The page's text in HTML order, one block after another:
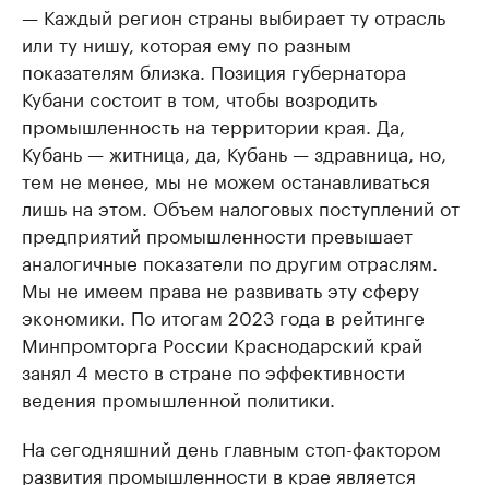
— Каждый регион страны выбирает ту отрасль
или ту нишу, которая ему по разным
показателям близка. Позиция губернатора
Кубани состоит в том, чтобы возродить
промышленность на территории края. Да,
Кубань — житница, да, Кубань — здравница, но,
тем не менее, мы не можем останавливаться
лишь на этом. Объем налоговых поступлений от
предприятий промышленности превышает
аналогичные показатели по другим отраслям.
Мы не имеем права не развивать эту сферу
экономики. По итогам 2023 года в рейтинге
Минпромторга России Краснодарский край
занял 4 место в стране по эффективности
ведения промышленной политики.
На сегодняшний день главным стоп-фактором
развития промышленности в крае является